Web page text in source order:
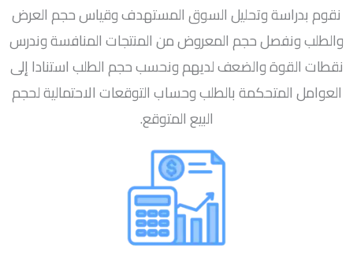
نقوم بدراسة وتحليل السوق المستهدف وقياس حجم العرض
والطلب ونفصل حجم المعروض من المنتجات المنافسة وندرس
نقطات القوة والضعف لديهم ونحسب حجم الطلب استنادا إلى
العوامل المتحكمة بالطلب وحساب التوقعات الاحتمالية لحجم
البيع المتوقع.